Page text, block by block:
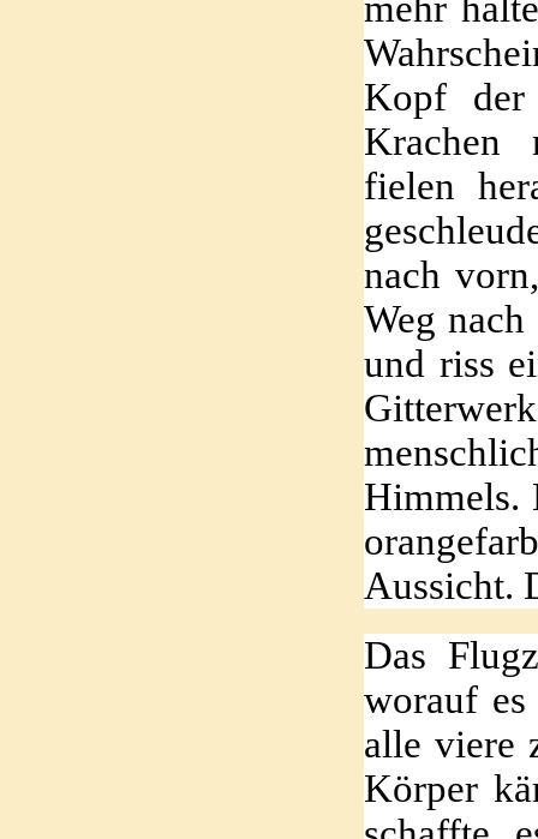
mehr
Kopf der
Krachen
fielen
nach
Weg
und riss
Himmels.
Aussicht.
Das
worauf
alle viere
Körper